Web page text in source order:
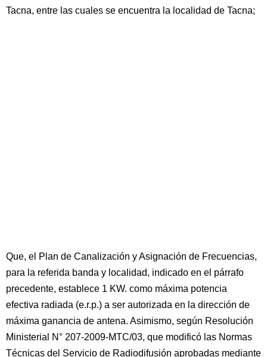
Tacna, entre las cuales se encuentra la localidad de Tacna;
Que, el Plan de Canalización y Asignación de Frecuencias,
para la referida banda y localidad, indicado en el párrafo
precedente, establece 1 KW. como máxima potencia
efectiva radiada (e.r.p.) a ser autorizada en la dirección de
máxima ganancia de antena. Asimismo, según Resolución
Ministerial N° 207-2009-MTC/03, que modificó las Normas
Técnicas del Servicio de Radiodifusión aprobadas mediante